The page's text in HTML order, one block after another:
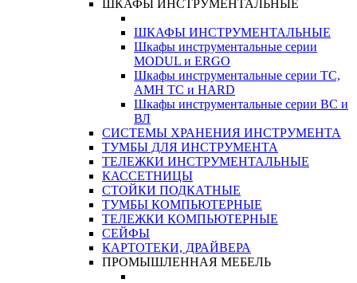
ШКАФЫ ИНСТРУМЕНТАЛЬНЫЕ
ШКАФЫ ИНСТРУМЕНТАЛЬНЫЕ
Шкафы инструментальные серии
MODUL и ERGO
Шкафы инструментальные серии ТС,
АМН ТС и HARD
Шкафы инструментальные серии ВС и
ВЛ
СИСТЕМЫ ХРАНЕНИЯ ИНСТРУМЕНТА
ТУМБЫ ДЛЯ ИНСТРУМЕНТА
ТЕЛЕЖКИ ИНСТРУМЕНТАЛЬНЫЕ
КАССЕТНИЦЫ
СТОЙКИ ПОДКАТНЫЕ
ТУМБЫ КОМПЬЮТЕРНЫЕ
ТЕЛЕЖКИ КОМПЬЮТЕРНЫЕ
СЕЙФЫ
КАРТОТЕКИ, ДРАЙВЕРА
ПРОМЫШЛЕННАЯ МЕБЕЛЬ